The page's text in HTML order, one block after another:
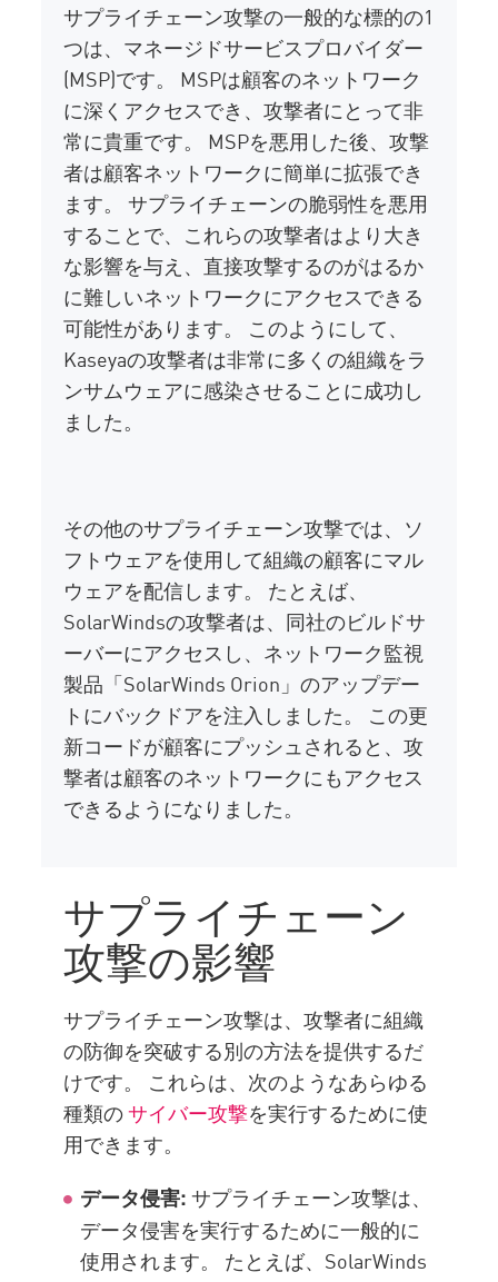
サプライチェーン攻撃の一般的な標的の1
つは、マネージドサービスプロバイダー
(MSP)です。 MSPは顧客のネットワーク
に深くアクセスでき、攻撃者にとって非
常に貴重です。 MSPを悪用した後、攻撃
者は顧客ネットワークに簡単に拡張でき
ます。 サプライチェーンの脆弱性を悪用
することで、これらの攻撃者はより大き
な影響を与え、直接攻撃するのがはるか
に難しいネットワークにアクセスできる
可能性があります。 このようにして、
Kaseyaの攻撃者は非常に多くの組織をラ
ンサムウェアに感染させることに成功し
ました。
その他のサプライチェーン攻撃では、ソ
フトウェアを使用して組織の顧客にマル
ウェアを配信します。 たとえば、
SolarWindsの攻撃者は、同社のビルドサ
ーバーにアクセスし、ネットワーク監視
製品「SolarWinds Orion」のアップデー
トにバックドアを注入しました。 この更
新コードが顧客にプッシュされると、攻
撃者は顧客のネットワークにもアクセス
できるようになりました。
サプライチェーン
攻撃の影響
サプライチェーン攻撃は、攻撃者に組織
の防御を突破する別の方法を提供するだ
けです。 これらは、次のようなあらゆる
種類のサイバー攻撃を実行するために使
用できます。
データ侵害:サプライチェーン攻撃は、
データ侵害を実行するために一般的に
使用されます。 たとえば、SolarWinds